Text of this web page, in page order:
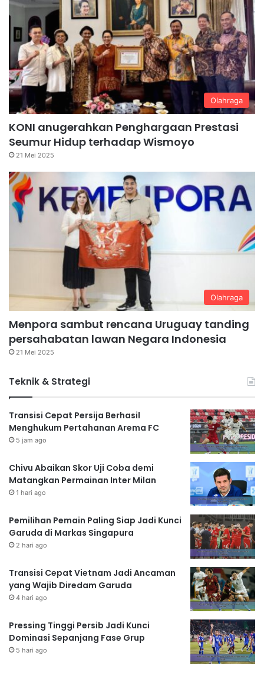
Olahraga
KONI anugerahkan Penghargaan Prestasi
Seumur Hidup terhadap Wismoyo
21 Mei 2025
Olahraga
Menpora sambut rencana Uruguay tanding
persahabatan lawan Negara Indonesia
21 Mei 2025
Teknik & Strategi
Transisi Cepat Persija Berhasil
Menghukum Pertahanan Arema FC
5 jam ago
Chivu Abaikan Skor Uji Coba demi
Matangkan Permainan Inter Milan
1 hari ago
Pemilihan Pemain Paling Siap Jadi Kunci
Garuda di Markas Singapura
2 hari ago
Transisi Cepat Vietnam Jadi Ancaman
yang Wajib Diredam Garuda
4 hari ago
Pressing Tinggi Persib Jadi Kunci
Dominasi Sepanjang Fase Grup
5 hari ago